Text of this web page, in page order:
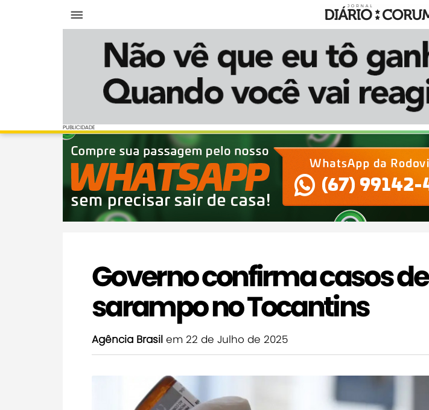
PUBLICIDADE
PUBLICIDADE
Governo confirma casos de
sarampo no Tocantins
Agência Brasil em 22 de Julho de 2025